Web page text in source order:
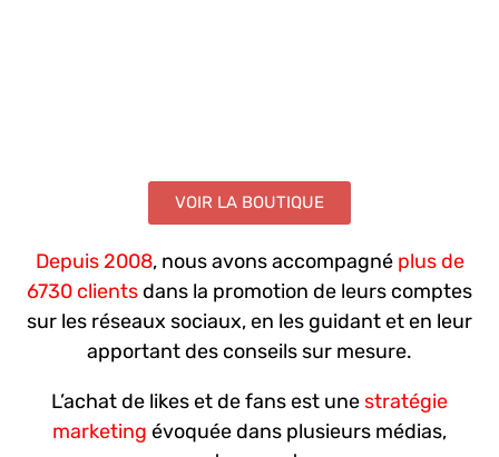
VOIR LA BOUTIQUE
Depuis 2008, nous avons accompagné plus de
6730 clientsdans la promotion de leurs comptes
sur les réseaux sociaux, en les guidant et en leur
apportant des conseils sur mesure.
L’achat de likes et de fans est une stratégie
marketing évoquée dans plusieurs médias,